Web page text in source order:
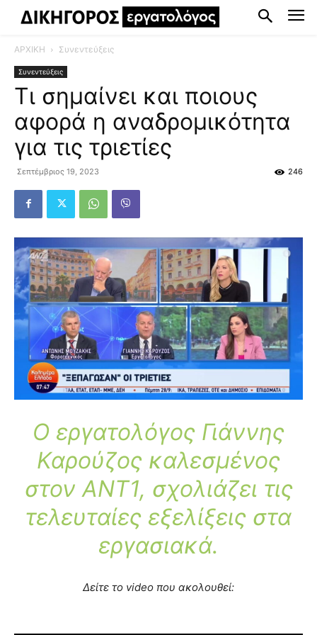
ΑΡΧΙΚΗ Συνεντεύξεις
Συνεντεύξεις
Τι σημαίνει και ποιους
αφορά η αναδρομικότητα
για τις τριετίες
Σεπτέμβριος 19, 2023 246
Ο εργατολόγος Γιάννης
Καρούζος καλεσμένος
στον ANT1, σχολιάζει τις
τελευταίες εξελίξεις στα
εργασιακά.
Δείτε το video που ακολουθεί: